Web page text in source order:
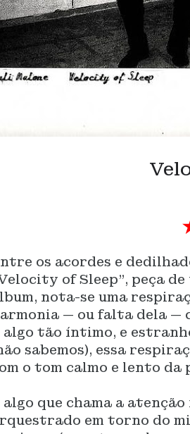
os acordes e
of Sleep”, peça
nota-se uma
— ou falta dela —
algo tão íntimo, e
sabemos), essa
o tom calmo e lento da
algo que chama a
em torno do